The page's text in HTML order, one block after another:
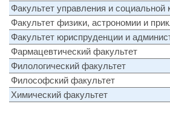
Факультет управления и социальной
Факультет физики, астрономии и
Факультет юриспруденции и
Фармацевтический факультет
Филологический факультет
Философский факультет
Химический факультет